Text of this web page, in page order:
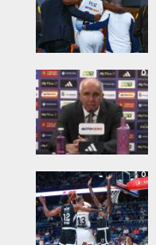
0
0